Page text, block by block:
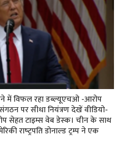
में विफल रहा डब्‍ल्‍यूएचओ -आरोप
पर सीधा नियंत्रण देखें वीडियो-
सेहत टाइम्‍स वेब डेस्‍क। चीन के साथ
राष्‍ट्रपति डोनाल्‍ड ट्रम्‍प ने एक